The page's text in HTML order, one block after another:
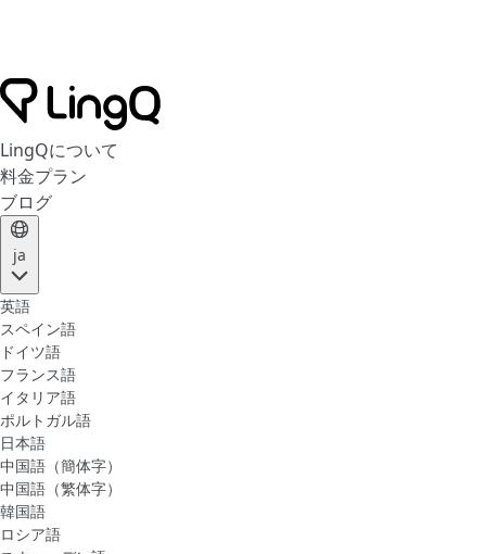
LingQについて
料金プラン
ブログ
ja
英語
スペイン語
ドイツ語
フランス語
イタリア語
ポルトガル語
日本語
中国語（簡体字）
中国語（繁体字）
韓国語
ロシア語